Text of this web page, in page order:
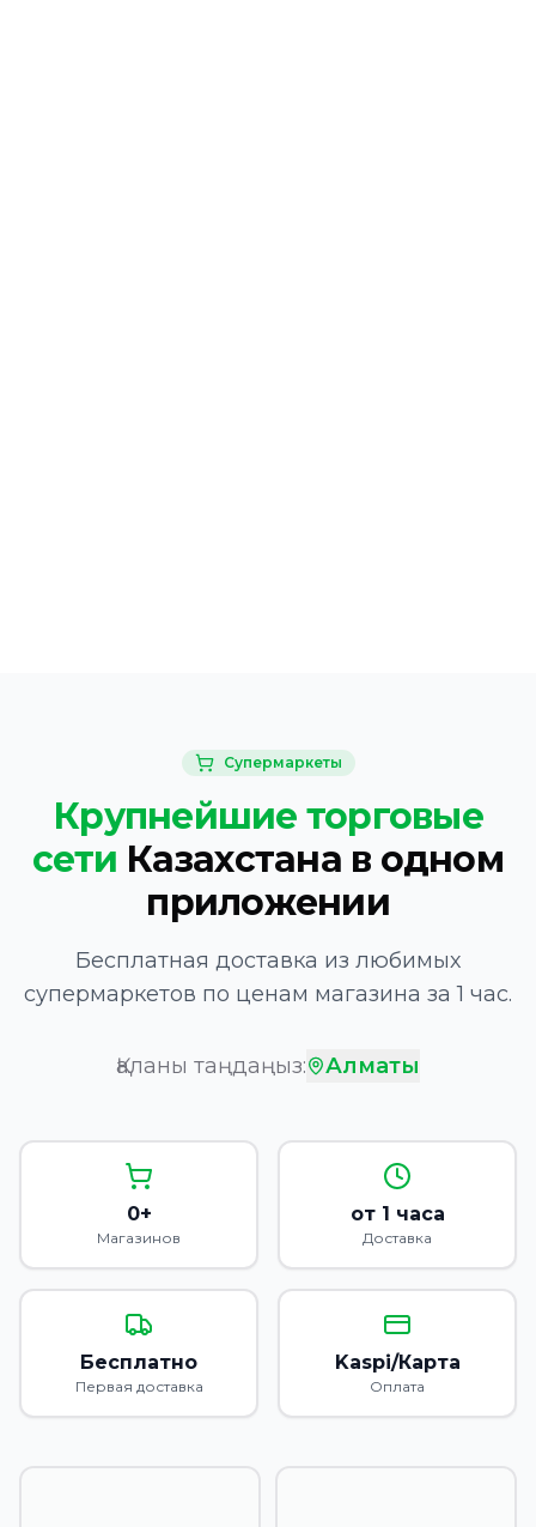
Супермаркеты
Крупнейшие торговые
сети Казахстана в одном
приложении
Бесплатная доставка из любимых
супермаркетов по ценам магазина за 1 час.
Қаланы таңдаңыз: Алматы
0+
Магазинов
от 1 часа
Доставка
Бесплатно
Первая доставка
Kaspi/Карта
Оплата